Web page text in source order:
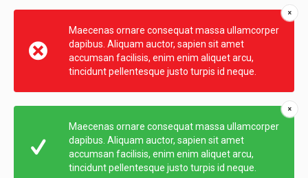
Maecenas ornare consequat massa ullamcorper
dapibus. Aliquam auctor, sapien sit amet
accumsan facilisis, enim enim aliquet arcu,
tincidunt pellentesque justo turpis id neque.
Maecenas ornare consequat massa ullamcorper
dapibus. Aliquam auctor, sapien sit amet
accumsan facilisis, enim enim aliquet arcu,
tincidunt pellentesque justo turpis id neque.